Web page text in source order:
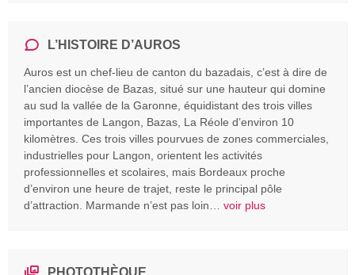
L’HISTOIRE D’AUROS
Auros est un chef-lieu de canton du bazadais, c’est à dire de
l’ancien diocèse de Bazas, situé sur une hauteur qui domine
au sud la vallée de la Garonne, équidistant des trois villes
importantes de Langon, Bazas, La Réole d’environ 10
kilomètres. Ces trois villes pourvues de zones commerciales,
industrielles pour Langon, orientent les activités
professionnelles et scolaires, mais Bordeaux proche
d’environ une heure de trajet, reste le principal pôle
d’attraction. Marmande n’est pas loin… voir plus
PHOTOTHÈQUE